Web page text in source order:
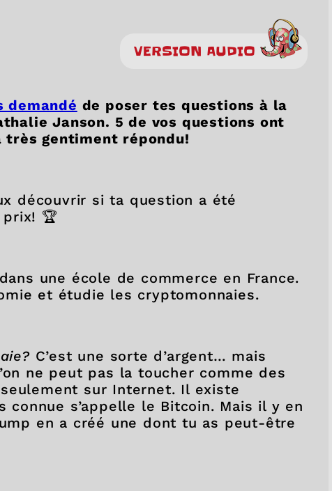
VERSION AUDIO
demandé de poser tes questions à la
Janson. 5 de vos questions ont
gentiment répondu!
découvrir si ta question a été
🏆
une école de commerce en France.
et étudie les cryptomonnaies.
C’est une sorte d’argent… mais
ne peut pas la toucher comme des
sur Internet. Il existe
s’appelle le Bitcoin. Mais il y en
en a créé une dont tu as peut-être